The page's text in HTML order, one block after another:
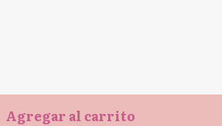
Agregar al carrito